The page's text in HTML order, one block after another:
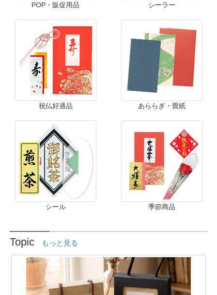
POP・販促用品 シーラー
祝仏好適品 あららぎ・畳紙
シール 季節商品
Topic もっと見る